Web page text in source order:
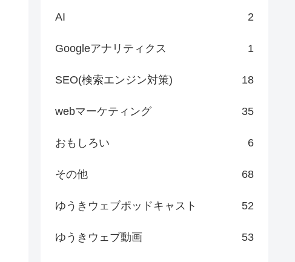
AI 2
Googleアナリティクス 1
SEO(検索エンジン対策) 18
webマーケティング 35
おもしろい 6
その他 68
ゆうきウェブポッドキャスト 52
ゆうきウェブ動画 53